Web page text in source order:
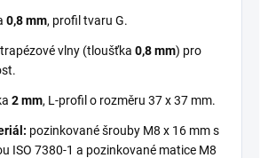
0,8 mm, profil tvaru G.
vlny (tloušťka 0,8 mm) pro
2 mm, L-profil o rozměru 37 x 37 mm.
pozinkované šrouby M8 x 16 mm s
ISO 7380-1 a pozinkované matice M8